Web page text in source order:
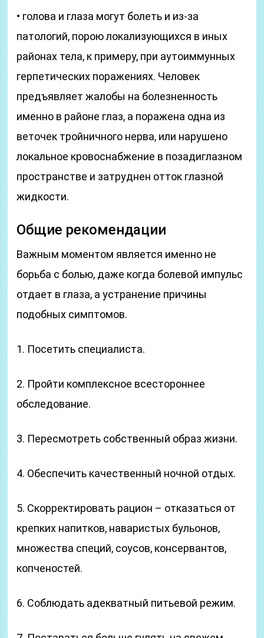
• голова и глаза могут болеть и из-за
патологий, порою локализующихся в иных
районах тела, к примеру, при аутоиммунных
герпетических поражениях. Человек
предъявляет жалобы на болезненность
именно в районе глаз, а поражена одна из
веточек тройничного нерва, или нарушено
локальное кровоснабжение в позадиглазном
пространстве и затруднен отток глазной
жидкости.
Общие рекомендации
Важным моментом является именно не
борьба с болью, даже когда болевой импульс
отдает в глаза, а устранение причины
подобных симптомов.
1. Посетить специалиста.
2. Пройти комплексное всестороннее
обследование.
3. Пересмотреть собственный образ жизни.
4. Обеспечить качественный ночной отдых.
5. Скорректировать рацион – отказаться от
крепких напитков, наваристых бульонов,
множества специй, соусов, консервантов,
копченостей.
6. Соблюдать адекватный питьевой режим.